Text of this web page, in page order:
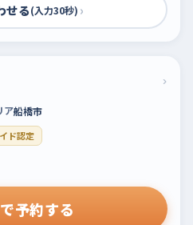
せる(入力30秒) ›
›
ア船橋市
ド認定
予約する